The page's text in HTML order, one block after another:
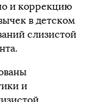
и коррекцию
в детском
слизистой
и